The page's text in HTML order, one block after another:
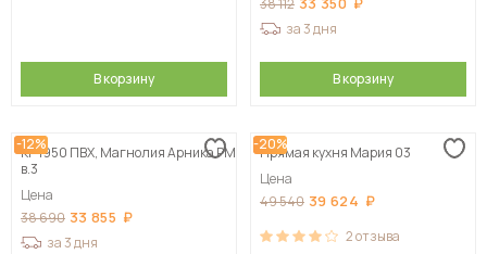
В корзину
38 112
за 3 дня
В корзину
-12%
КГ 1950 ПВХ, Магнолия Арника РМ
в.3
Цена
38 690 33 855
за 3 дня
-20%
Прямая кухня Мария 03
Цена
49 540 39 624
2отзыва